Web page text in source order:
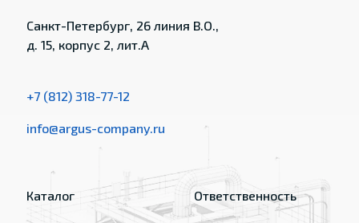
Санкт-Петербург, 26 линия В.О.,
д. 15, корпус 2, лит.А
+7 (812) 318-77-12
info@argus-company.ru
Каталог Ответственность